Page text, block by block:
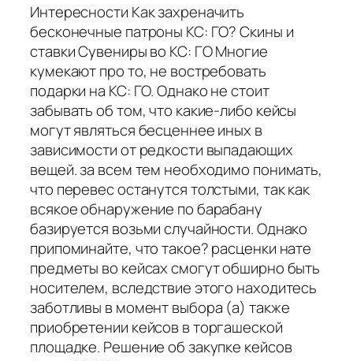
Интересности Как захреначить
бесконечные патроны КС: ГО? Скины и
ставки Сувениры во КС: ГО Многие
кумекают про то, не востребовать
подарки на КС: ГО. Однако не стоит
забывать об том, что какие-либо кейсы
могут являться бесценнее иных в
зависимости от редкости выпадающих
вещей. за всем тем необходимо понимать,
что перевес останутся толстыми, так как
всякое обнаружение по барабану
базируется возьми случайности. Однако
припоминайте, что такое? расценки нате
предметы во кейсах смогут обширно быть
носителем, вследствие этого находитесь
заботливы в момент выбора (а) также
приобретении кейсов в торгашеской
площадке. Решение об закупке кейсов